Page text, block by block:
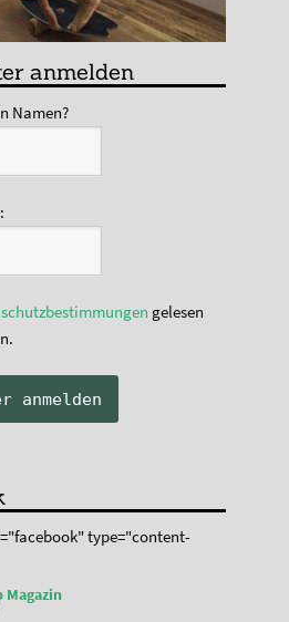
anmelden
Namen?
gelesen
type="content-
Magazin